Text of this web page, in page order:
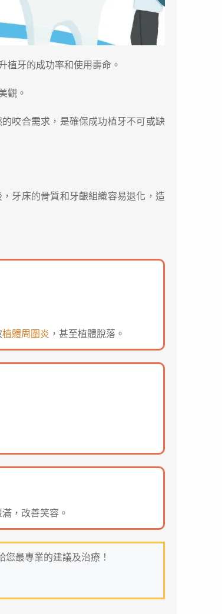
植牙的成功率和使用壽命。
觀。
咬合需求，是確保成功植牙不可或缺
牙床的骨質和牙齦組織容易退化，造
植體周圍炎 ，甚至植體脫落。
，改善笑容。
最專業的建議及治療！